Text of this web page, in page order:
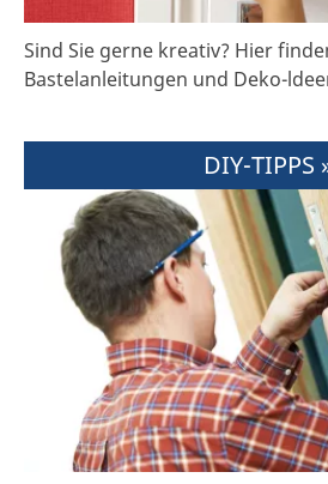
Sind Sie gerne kreativ? Hier
Bastelanleitungen und Deko-
DIY-TIPPS